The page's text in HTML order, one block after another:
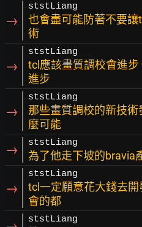
→
ststLiang
也會盡可能防著不要
術
→
ststLiang
tcl應該畫質調校會進
進步
→
ststLiang
那些畫質調校的新技
麼可能
→ ststLiang
為了他走下坡的bravia
→
ststLiang
tcl一定願意花大錢去
會的都
ststLiang